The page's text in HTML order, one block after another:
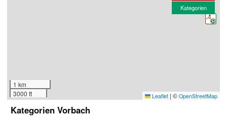
1 km
3000 ft
Leaflet | © OpenStreetMap
Kategorien
Kategorien Vorbach